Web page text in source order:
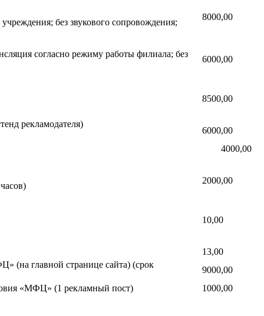
без звукового сопровождения;
согласно режиму работы филиала; без
8000,00
6000,00
рекламодателя)
8500,00
6000,00
4000,00
2000,00
10,00
13,00
(на главной странице сайта) (срок
9000,00
«МФЦ» (1 рекламный пост)
1000,00